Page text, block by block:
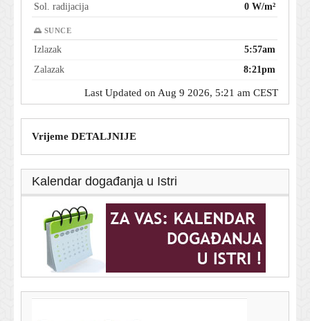
Sol. radijacija
0 W/m²
🌅 SUNCE
Izlazak
5:57am
Zalazak
8:21pm
Last Updated on Aug 9 2026, 5:21 am CEST
Vrijeme DETALJNIJE
Kalendar događanja u Istri